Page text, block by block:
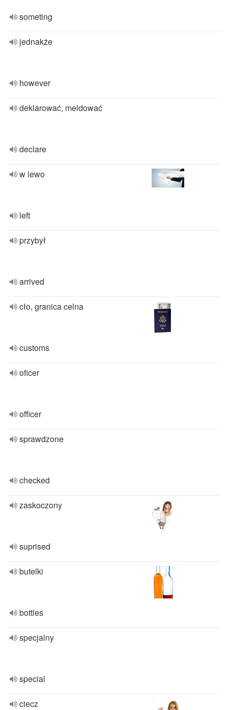
someting
jednakże
however
deklarować, meldować
declare
w lewo
left
przybył
arrived
cło, granica celna
customs
oficer
officer
sprawdzone
checked
zaskoczony
suprised
butelki
bottles
specjalny
special
ciecz